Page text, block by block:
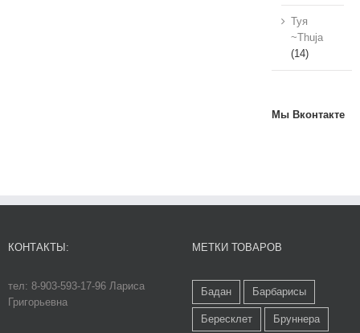
Туя
~Thuja
(14)
Мы Вконтакте
КОНТАКТЫ:
тел: 8-903-593-17-96 Лариса
Григорьевна
МЕТКИ ТОВАРОВ
Бадан Барбарисы
Бересклет Бруннера